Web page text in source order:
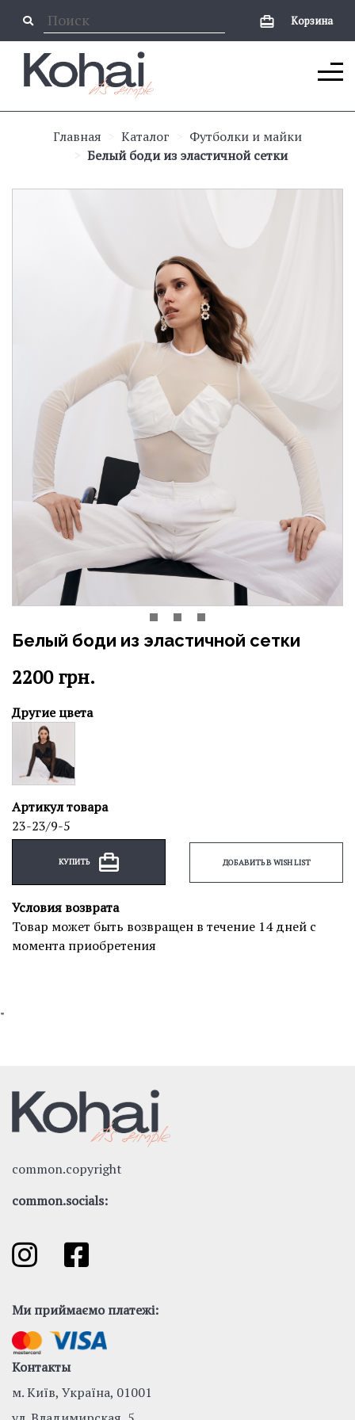
Корзина
Главная Каталог
Футболки и майки
Белый боди из эластичной сетки
Белый боди из эластичной сетки
2200грн.
Другие цвета
Артикул товара
23-23/9-5
КУПИТЬ ДОБАВИТЬ В WISH LIST
Условия возврата
Товар может быть возвращен в течение 14 дней с
момента приобретения
"
common.copyright
common.socials:
Ми приймаємо платежі:
Контакты
м. Київ, Україна, 01001